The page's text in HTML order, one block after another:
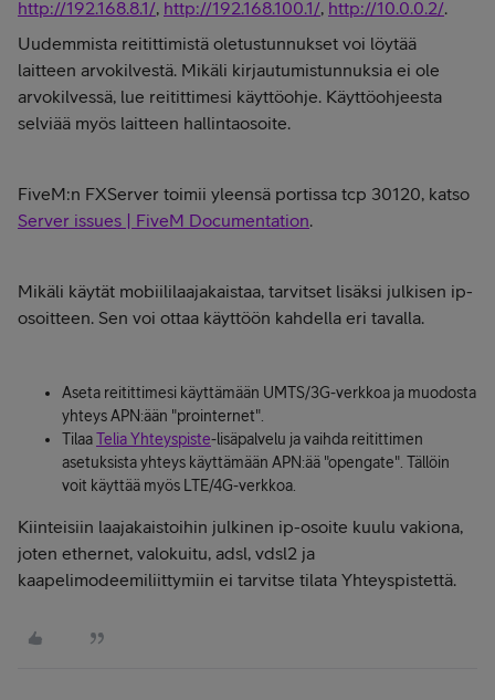
http://192.168.8.1/, http://192.168.100.1/, http://10.0.0.2/.
Uudemmista reitittimistä oletustunnukset voi löytää
laitteen arvokilvestä. Mikäli kirjautumistunnuksia ei ole
arvokilvessä, lue reitittimesi käyttöohje. Käyttöohjeesta
selviää myös laitteen hallintaosoite.
FiveM:n FXServer toimii yleensä portissa tcp 30120, katso
Server issues | FiveM Documentation.
Mikäli käytät mobiililaajakaistaa, tarvitset lisäksi julkisen ip-
osoitteen. Sen voi ottaa käyttöön kahdella eri tavalla.
Aseta reitittimesi käyttämään UMTS/3G-verkkoa ja muodosta
yhteys APN:ään "prointernet".
TilaaTelia Yhteyspiste-lisäpalvelu ja vaihda reitittimen
asetuksista yhteys käyttämään APN:ää "opengate". Tällöin
voit käyttää myös LTE/4G-verkkoa.
Kiinteisiin laajakaistoihin julkinen ip-osoite kuulu vakiona,
joten ethernet, valokuitu, adsl, vdsl2 ja
kaapelimodeemiliittymiin ei tarvitse tilata Yhteyspistettä.